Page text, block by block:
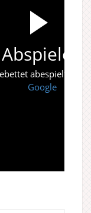
Abspielen
abespielt. Es
Google